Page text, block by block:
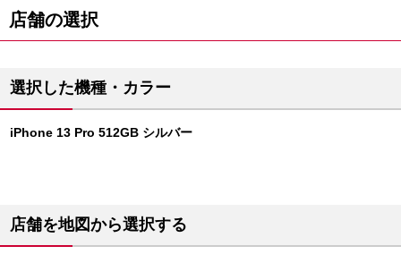
店舗の選択
選択した機種・カラー
iPhone 13 Pro 512GB シルバー
店舗を地図から選択する